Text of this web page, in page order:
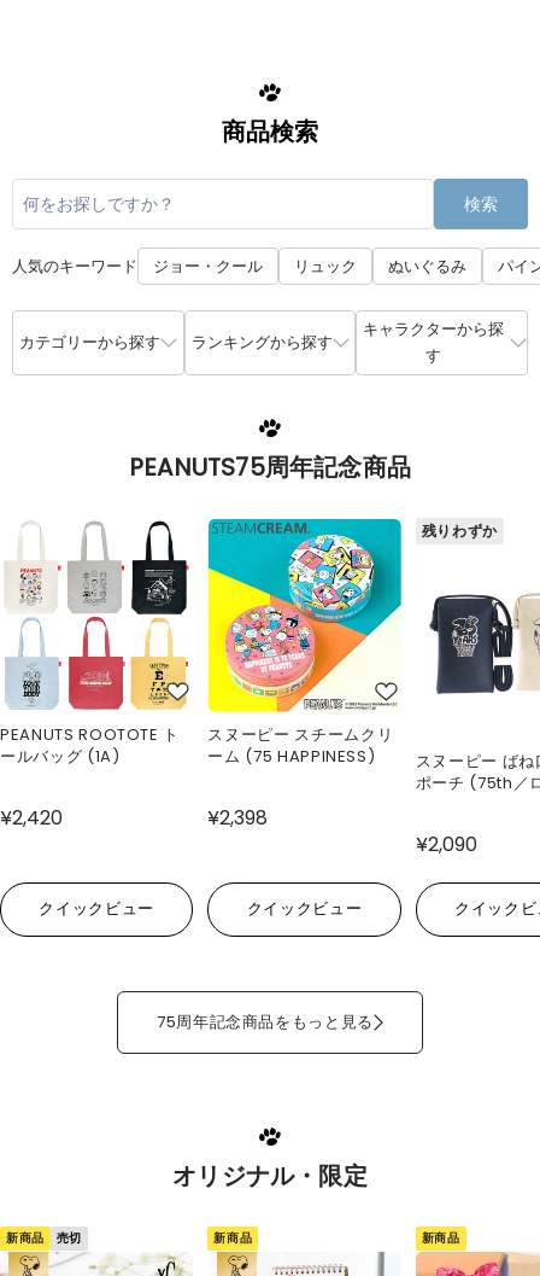
商品検索
検索
人気のキーワード ジョー・クール リュック ぬいぐるみ パイ
カテゴリーから探す ランキングから探す
キャラクターから探
す
PEANUTS75周年記念商品
PEANUTS ROOTOTE ト
ールバッグ (1A)
¥2,420
クイックビュー
スヌーピー スチームクリ
ーム (75 HAPPINESS)
¥2,398
クイックビュー
残りわずか
スヌーピー ば
ポーチ (75th／
¥2,090
クイック
75周年記念商品をもっと見る
オリジナル・限定
新商品 売切 新商品 新商品